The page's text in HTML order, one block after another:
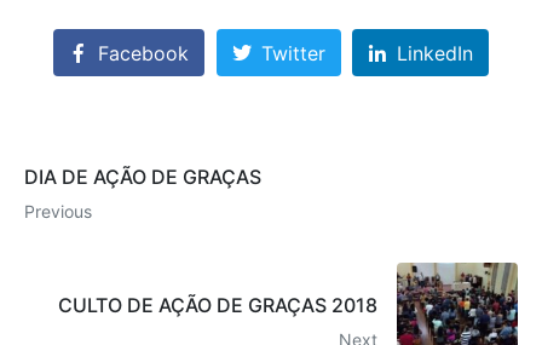
Facebook Twitter LinkedIn
DIA DE AÇÃO DE GRAÇAS
Previous
CULTO DE AÇÃO DE GRAÇAS 2018
Next